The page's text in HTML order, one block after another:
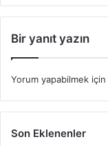
Bir yanıt yazın
Yorum yapabilmek için
Son Eklenenler